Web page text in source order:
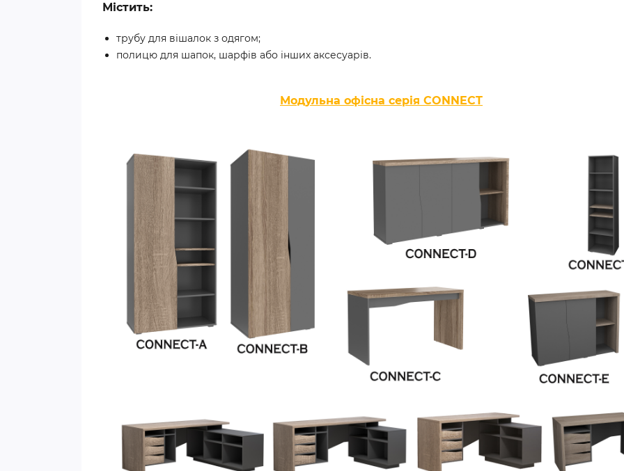
Містить:
трубу для вішалок з одягом;
полицю для шапок, шарфів або інших аксесуарів.
Модульна офісна серія CONNECT